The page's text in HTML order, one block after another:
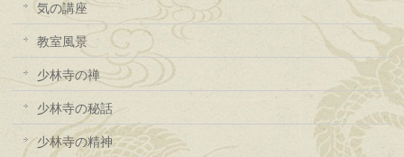
気の講座
教室風景
少林寺の禅
少林寺の秘話
少林寺の精神